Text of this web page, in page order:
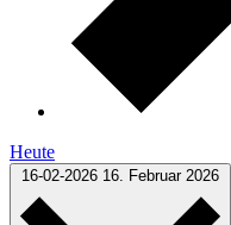
Heute
16-02-2026 16. Februar 2026